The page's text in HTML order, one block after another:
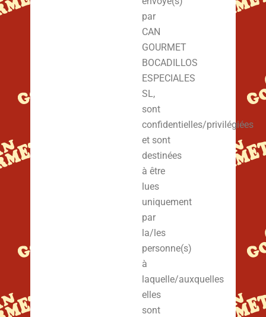
par
CAN
GOURMET
BOCADILLOS
ESPECIALES
SL,
sont
confidentielles/privilégiées
et sont
destinées
à être
lues
uniquement
par
la/les
personne(s)
à
laquelle/auxquelles
elles
sont